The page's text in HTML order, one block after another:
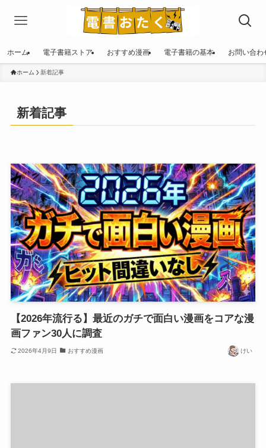
ホーム 電子書籍ストア おすすめ漫画 電子書籍の基本 お問い合わ
ホーム 新着記事
新着記事
【2026年流行る】最近のガチで面白い漫画をコアな漫
画ファン30人に調査
2026年4月9日 おすすめ漫画 けい